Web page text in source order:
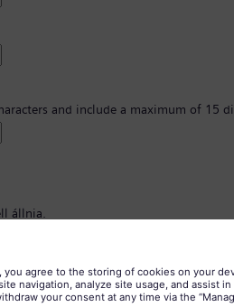
and include a maximum of 15
állnia.
adatokat.
használt szavakat.